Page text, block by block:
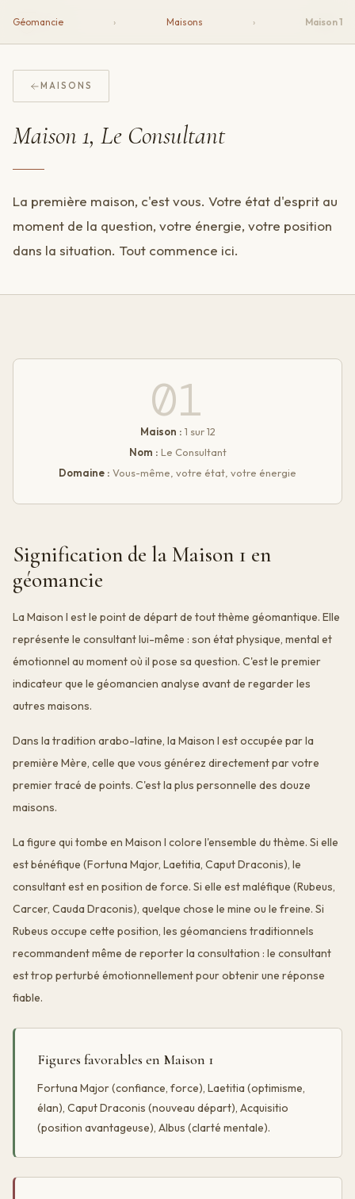
Écu
MAISONS
Géomancie › Maisons › Maison 1
Maison 1, Le Consultant
La première maison, c'est vous. Votre état d'esprit au
moment de la question, votre énergie, votre position
dans la situation. Tout commence ici.
01
Maison : 1 sur 12
Nom : Le Consultant
Domaine : Vous-même, votre état, votre énergie
Signification de la Maison 1 en
géomancie
La Maison I est le point de départ de tout thème géomantique. Elle
représente le consultant lui-même : son état physique, mental et
émotionnel au moment où il pose sa question. C'est le premier
indicateur que le géomancien analyse avant de regarder les
autres maisons.
Dans la tradition arabo-latine, la Maison I est occupée par la
première Mère, celle que vous générez directement par votre
premier tracé de points. C'est la plus personnelle des douze
maisons.
La figure qui tombe en Maison I colore l'ensemble du thème. Si elle
est bénéfique (Fortuna Major, Laetitia, Caput Draconis), le
consultant est en position de force. Si elle est maléfique (Rubeus,
Carcer, Cauda Draconis), quelque chose le mine ou le freine. Si
Rubeus occupe cette position, les géomanciens traditionnels
recommandent même de reporter la consultation : le consultant
est trop perturbé émotionnellement pour obtenir une réponse
fiable.
Figures favorables en Maison 1
Fortuna Major (confiance, force), Laetitia (optimisme,
élan), Caput Draconis (nouveau départ), Acquisitio
(position avantageuse), Albus (clarté mentale).